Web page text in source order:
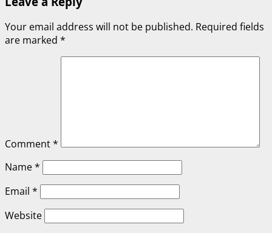
Your email address will not be published. Required fields
are marked *
Comment*
Name*
Email *
Website